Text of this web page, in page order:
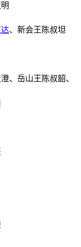
、新会王陈叔坦
、岳山王陈叔韶、